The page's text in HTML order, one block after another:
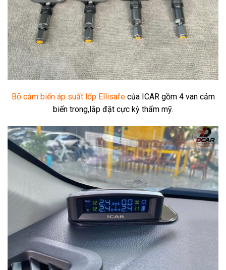
Bộ cảm biến áp suất lốp Ellisafecủa ICAR gồm 4 van cảm
biến trong,lắp đặt cực kỳ thẩm mỹ.